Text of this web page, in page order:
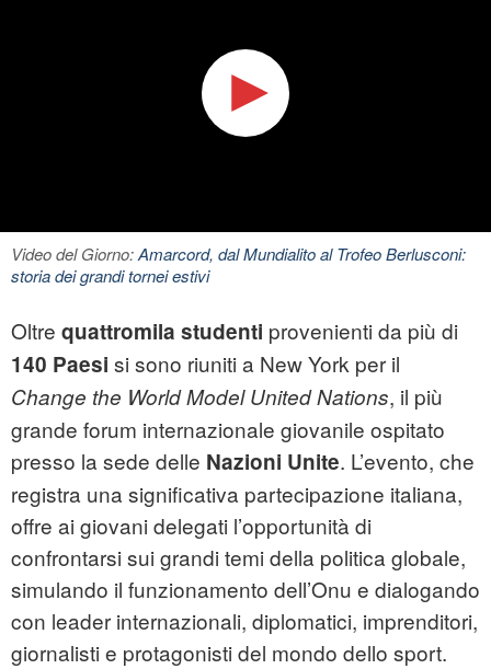
Video del Giorno:Amarcord, dal Mundialito al Trofeo Berlusconi:
storia dei grandi tornei estivi
Oltre quattromila studenti provenienti da più di
140 Paesi si sono riuniti a New York per il
Change the World Model United Nations, il più
grande forum internazionale giovanile ospitato
presso la sede delle Nazioni Unite. L’evento, che
registra una significativa partecipazione italiana,
offre ai giovani delegati l’opportunità di
confrontarsi sui grandi temi della politica globale,
simulando il funzionamento dell’Onu e dialogando
con leader internazionali, diplomatici, imprenditori,
giornalisti e protagonisti del mondo dello sport.